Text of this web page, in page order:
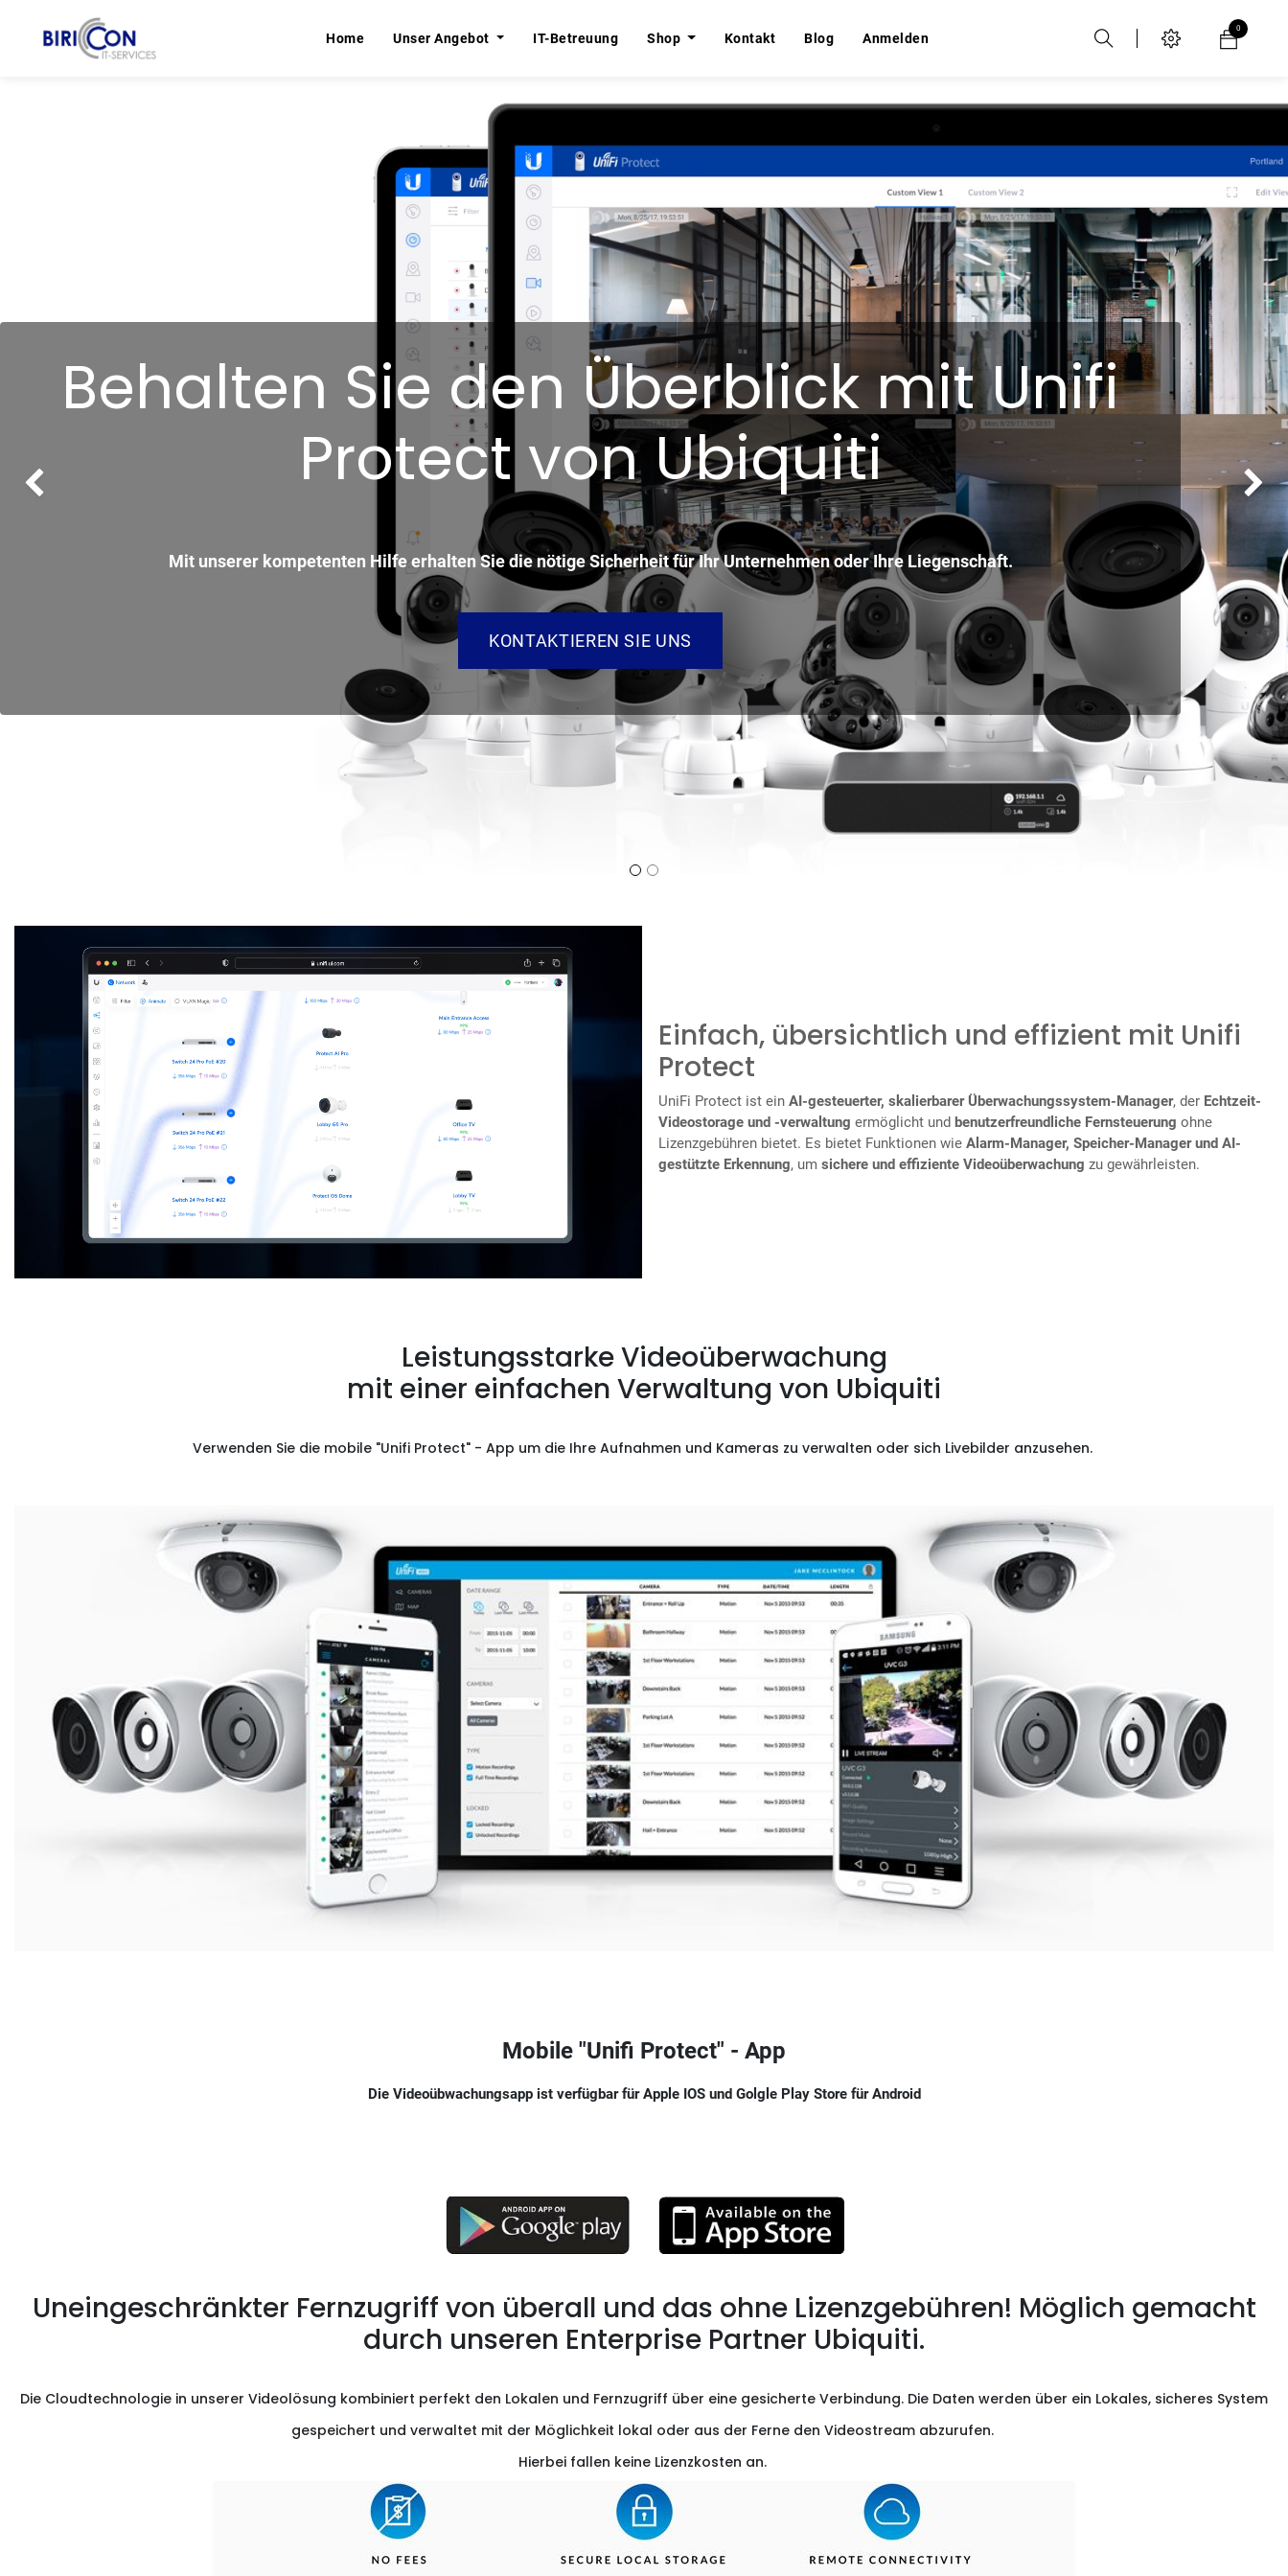
Home Unser Angebot IT-Betreuung Shop Kontakt Blog Anmelden
0
Home Unser Angebot IT-Betreuung Shop Kontakt Blog Anmelden
0
Behalten Sie den Überblick mit Unifi
Protect von Ubiquiti
Mit unserer kompetenten Hilfe erhalten Sie die nötige Sicherheit für Ihr Unternehmen oder Ihre Liegenschaft.
KONTAKTIEREN SIE UNS
Bisherige Weiter
Einfach, übersichtlich und effizient mit Unifi
Protect
UniFi Protect ist ein AI-gesteuerter, skalierbarer Überwachungssystem-Manager, der Echtzeit-
Videostorage und -verwaltung ermöglicht und benutzerfreundliche Fernsteuerung ohne
Lizenzgebühren bietet. Es bietet Funktionen wie Alarm-Manager, Speicher-Manager und AI-
gestützte Erkennung, um sichere und effiziente Videoüberwachung zu gewährleisten.
Leistungsstarke Videoüberwachung
mit einer einfachen Verwaltung von Ubiquiti
Verwenden Sie die mobile "Unifi Protect" - App um die Ihre Aufnahmen und Kameras zu verwalten oder sich Livebilder anzusehen.
Mobile "Unifi Protect" - App
Die Videoübwachungsapp ist verfügbar für Apple IOS und Golgle Play Store für Android
Uneingeschränkter Fernzugriff von überall und das ohne Lizenzgebühren! Möglich gemacht
durch unseren Enterprise Partner Ubiquiti.
Die Cloudtechnologie in unserer Videolösung kombiniert perfekt den Lokalen und Fernzugriff über eine gesicherte Verbindung. Die Daten werden über ein Lokales, sicheres System
gespeichert und verwaltet mit der Möglichkeit lokal oder aus der Ferne den Videostream abzurufen.
Hierbei fallen keine Lizenzkosten an.